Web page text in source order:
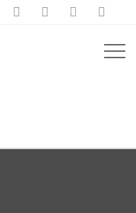
   